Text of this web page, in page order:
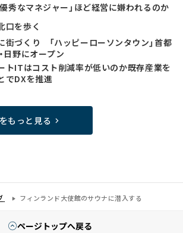
優秀なマネジャー」ほど経営に嫌われるのか
口を歩く
街づくり 「ハッピーローソンタウン」首都
日野にオープン
トITはコスト削減率が低いのか――既存産業を
でDXを推進
もっと見る
フィンランド大使館のサウナに潜入する
ページトップへ戻る